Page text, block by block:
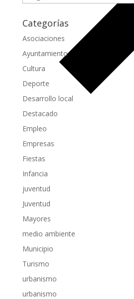
Categorías
Asociaciones
Ayuntamiento
Cultura
Deporte
Desarrollo local
Destacado
Empleo
Empresas
Fiestas
Infancia
juventud
Juventud
Mayores
medio ambiente
Municipio
Turismo
urbanismo
urbanismo